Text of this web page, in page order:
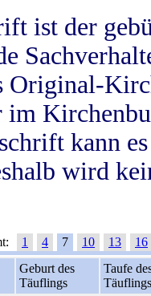
ist der
Original-
im
kann
wird
1 4 7 10 13
16
Geburt des
Täuflings
Taufe
Täuflings